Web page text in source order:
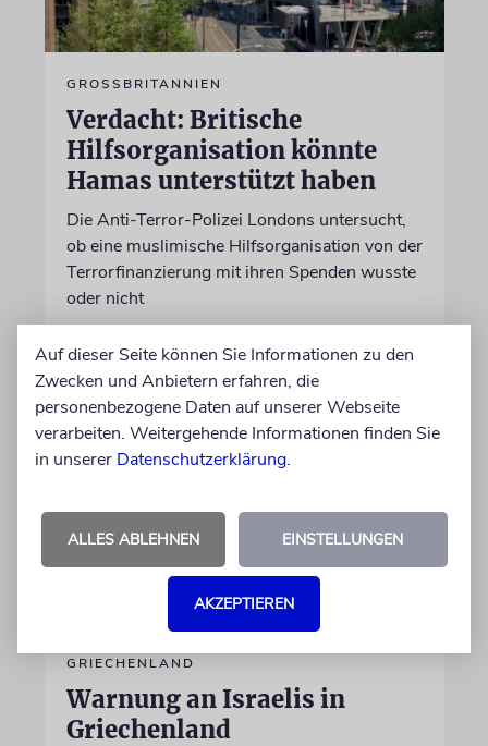
GROSSBRITANNIEN
Verdacht: Britische
Hilfsorganisation könnte
Hamas unterstützt haben
Die Anti-Terror-Polizei Londons untersucht,
ob eine muslimische Hilfsorganisation von der
Terrorfinanzierung mit ihren Spenden wusste
oder nicht
09.08.2026
GRIECHENLAND
Warnung an Israelis in
Griechenland
Auf dieser Seite können Sie Informationen zu den
Zwecken und Anbietern erfahren, die
personenbezogene Daten auf unserer Webseite
verarbeiten. Weitergehende Informationen finden Sie
in unserer Datenschutzerklärung.
ALLES ABLEHNEN EINSTELLUNGEN
AKZEPTIEREN